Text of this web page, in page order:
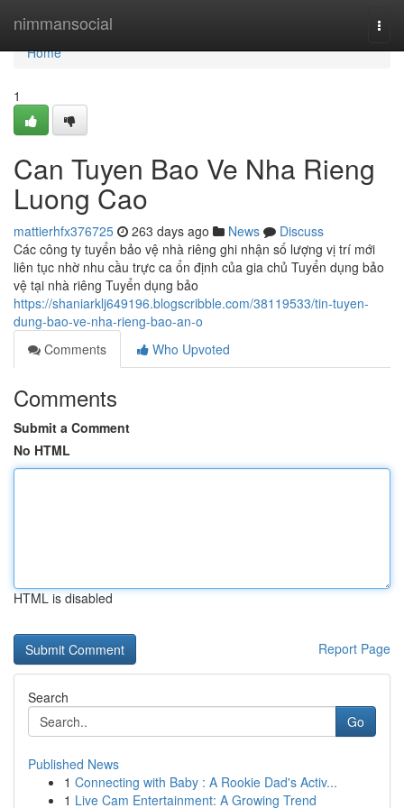
nimmansocial
Home
Home
1
Can Tuyen Bao Ve Nha Rieng
Luong Cao
mattierhfx376725 263 days ago News
Discuss
Các công ty tuyển bảo vệ nhà riêng ghi nhận số lượng vị trí mới
liên tục nhờ nhu cầu trực ca ổn định của gia chủ Tuyển dụng bảo
vệ tại nhà riêng Tuyển dụng bảo
https://shaniarklj649196.blogscribble.com/38119533/tin-tuyen-
dung-bao-ve-nha-rieng-bao-an-o
Comments
Who Upvoted
Comments
Submit a Comment
No HTML
HTML is disabled
Report Page
Search
Go
Published News
1 Connecting with Baby : A Rookie Dad's Activ...
1 Live Cam Entertainment: A Growing Trend